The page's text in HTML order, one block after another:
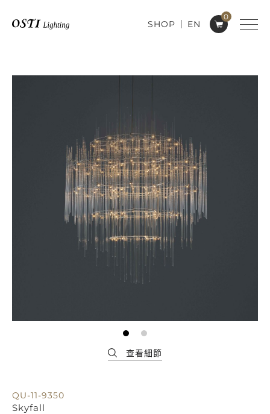
0
SHOP EN
QU-11-9350
Skyfall